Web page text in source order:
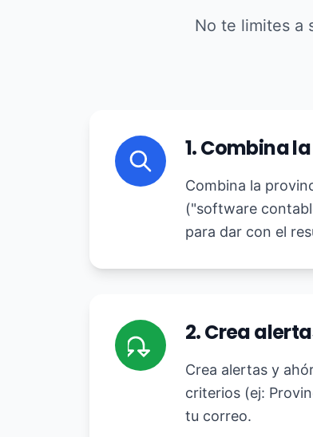
No te limites a
1. Combina
Combina la
("software
para dar con el
2. Crea
Crea alertas y
criterios (ej:
tu correo.